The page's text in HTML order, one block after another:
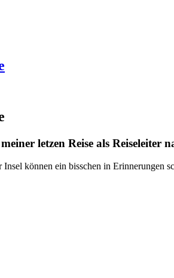
letzen Reise als Reiseleiter
können ein bisschen in